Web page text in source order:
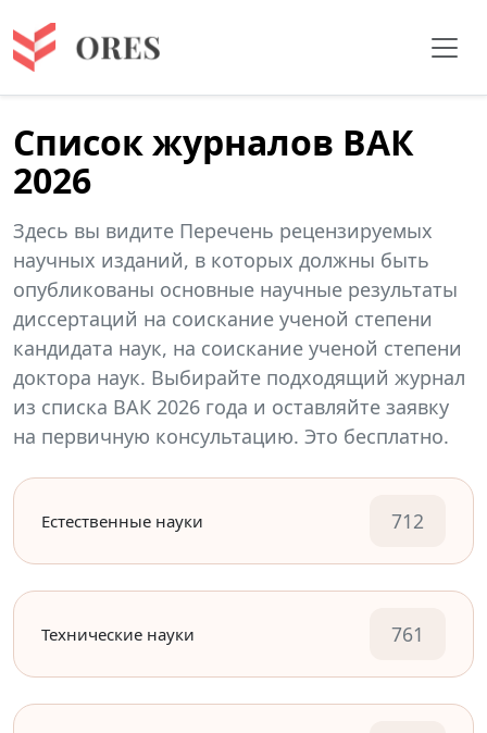
Список журналов ВАК
2026
Здесь вы видите Перечень рецензируемых
научных изданий, в которых должны быть
опубликованы основные научные результаты
диссертаций на соискание ученой степени
кандидата наук, на соискание ученой степени
доктора наук. Выбирайте подходящий журнал
из списка ВАК 2026 года и оставляйте заявку
на первичную консультацию. Это бесплатно.
Естественные науки 712
Технические науки 761